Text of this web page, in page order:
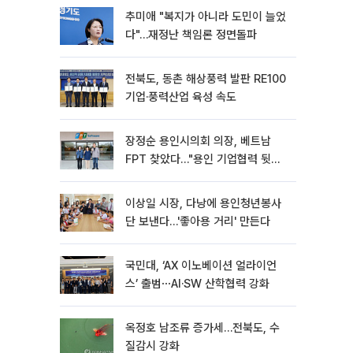
추미애 "복지가 아니라 도민이 늘었
다"…재정난 책임론 정면돌파
전북도, 동촌 해상풍력 발판 RE100
기업·풍력산업 육성 속도
장정순 용인시의회 의장, 베트남
FPT 찾았다…"용인 기업협력 뒷받
이상일 시장, 다낭에 용인청년봉사
단 보낸다…'좋아용 거리' 만든다
국민대, ‘AX 이노베이션 얼라이언
스’ 출범⋯AI·SW 산학협력 강화
옥정호 남조류 증가세…전북도, 수
질감시 강화